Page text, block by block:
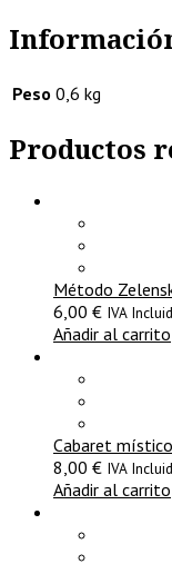
Peso 0,6 kg
Productos
Método
6,00 € IVA
Añadir al carrito
Cabaret místico
8,00 € IVA
Añadir al carrito